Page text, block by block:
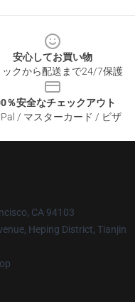
安心してお買い物
ックから配送まで24/7保護
％安全なチェックアウト
/ マスターカード / ビザ
CA 94103
Heping District, Tianjin